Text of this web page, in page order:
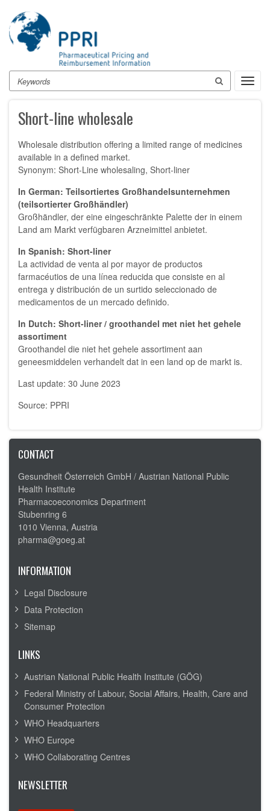
main
content
Search
Short-line wholesale
Wholesale distribution offering a limited range of medicines
available in a defined market.
Synonym: Short-Line wholesaling, Short-liner
In German: Teilsortiertes Großhandelsunternehmen
(teilsortierter Großhändler)
Großhändler, der eine eingeschränkte Palette der in einem
Land am Markt verfügbaren Arzneimittel anbietet.
In Spanish: Short-liner
La actividad de venta al por mayor de productos
farmacéutios de una línea reducida que consiste en al
entrega y distribución de un surtido seleccionado de
medicamentos de un mercado definido.
In Dutch: Short-liner / groothandel met niet het gehele
assortiment
Groothandel die niet het gehele assortiment aan
geneesmiddelen verhandelt dat in een land op de markt is.
Last update: 30 June 2023
Source: PPRI
CONTACT
Gesundheit Österreich GmbH / Austrian National Public
Health Institute
Pharmacoeconomics Department
Stubenring 6
1010 Vienna, Austria
pharma@goeg.at
INFORMATION
Legal Disclosure
Data Protection
Sitemap
LINKS
Austrian National Public Health Institute (GÖG)
Federal Ministry of Labour, Social Affairs, Health, Care and
Consumer Protection
WHO Headquarters
WHO Europe
WHO Collaborating Centres
NEWSLETTER